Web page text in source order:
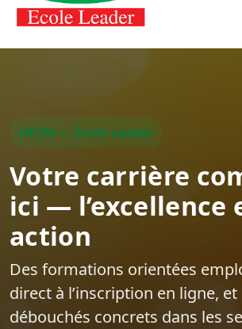
HECM — École Leader
Votre carrière
ici — l’excellence
action
Des formations orientées
direct à l’inscription en ligne, et
débouchés concrets dans les